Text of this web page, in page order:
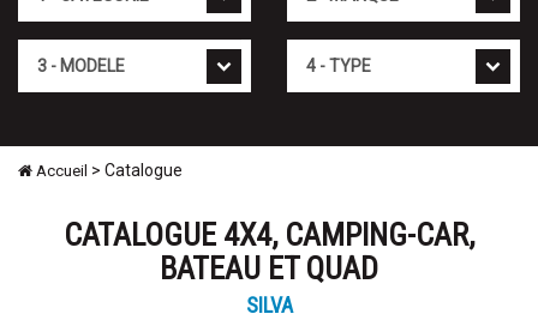
Accueil > Catalogue
CATALOGUE 4X4, CAMPING-CAR,
BATEAU ET QUAD
SILVA